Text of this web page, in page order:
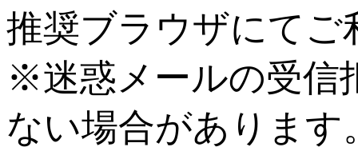
推奨ブラウザにてご
※迷惑メールの受信
ない場合があります